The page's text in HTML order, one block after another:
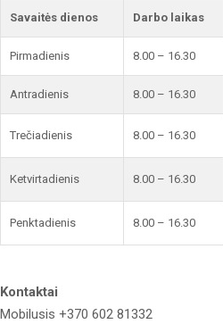
Savaitės dienos Darbo laikas
Pirmadienis 8.00 – 16.30
Antradienis 8.00 – 16.30
Trečiadienis 8.00 – 16.30
Ketvirtadienis 8.00 – 16.30
Penktadienis 8.00 – 16.30
Kontaktai
Mobilusis +370 602 81332